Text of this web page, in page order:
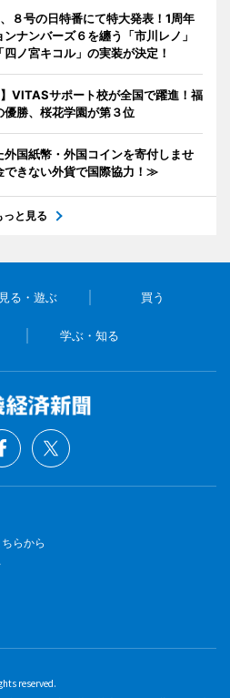
８号の日特番にて特大発表！1周年
ナンバーズ６を纏う「市川レノ」
ノ宮キコル」の実装が決定！
VITASサポート校が全国で躍進！福
勝、桜花学園が第３位
国紙幣・外国コインを寄付しませ
きない外貨で国際協力！≫
っと見る
見る・遊ぶ 買う
学ぶ・知る
らから
reserved.